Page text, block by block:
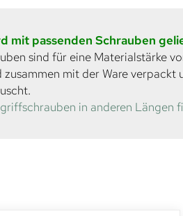
mit passenden Schrauben
sind für eine Materialstärke
zusammen mit der Ware verpackt
in anderen Längen